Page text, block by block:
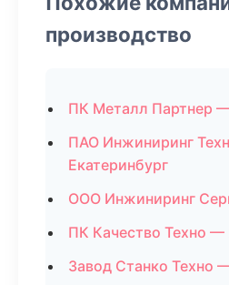
производство
ПК Металл Партнер
ПАО Инжиниринг
Екатеринбург
ООО Инжиниринг
ПК Качество Техно —
Завод Станко Техно